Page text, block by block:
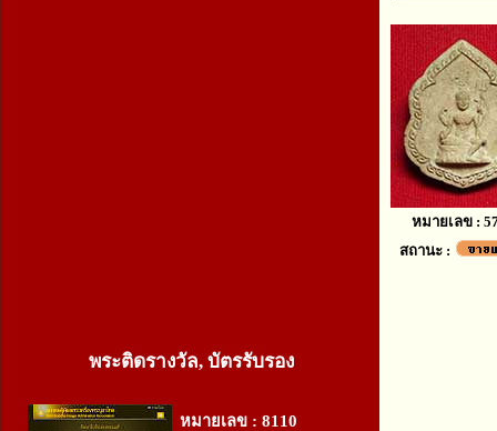
พระติดรางวัล, บัตรรับรอง
หมายเลข : 8110
หมายเลข :
สถานะ :